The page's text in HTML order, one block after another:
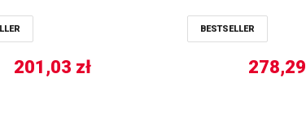
201,03 zł
BESTSELLER
278,29